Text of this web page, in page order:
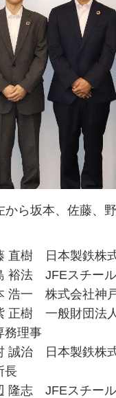
から坂本、佐藤、
直樹 日本製鉄株
裕法 JFEスチー
浩一 株式会社神
正樹 一般財団法
務理事
誠治 日本製鉄株
長
隆志 JFEスチー